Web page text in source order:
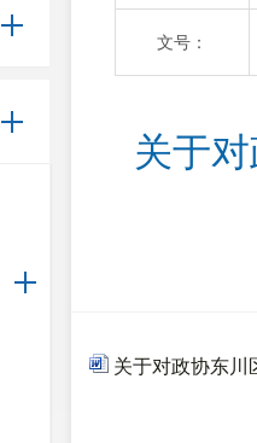
文号：
关于
关于对政协东川